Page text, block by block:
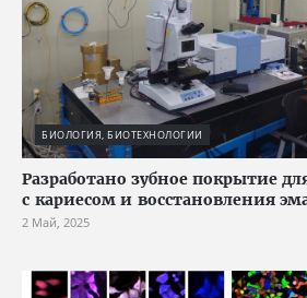
БИОЛОГИЯ, БИОТЕХНОЛОГИИ
Разработано зубное покрытие
с кариесом и восстановления
2 Май, 2025